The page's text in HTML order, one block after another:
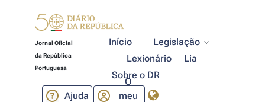
Jornal Oficial
da República
Portuguesa
Início
Legislação
Lexionário
Lia
Sobre o DR
Ajuda
O
meu